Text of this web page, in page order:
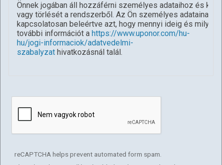
Önnek jogában áll hozzáférni személyes adataihoz és
vagy törlését a rendszerből. Az Ön személyes adatainak
kapcsolatosan beleértve azt, hogy mennyi ideig és
további információt a https://www.uponor.com/hu-
hu/jogi-informaciok/adatvedelmi-
szabalyzat hivatkozásnál talál.
reCAPTCHA helps prevent automated form spam.